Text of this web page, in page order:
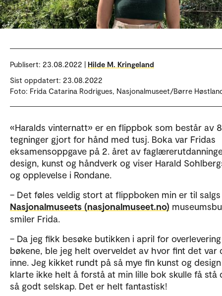
Publisert: 23.08.2022 | Hilde M. Kringeland
Sist oppdatert: 23.08.2022
Foto: Frida Catarina Rodrigues, Nasjonalmuseet/Børre
«Haralds vinternatt» er en flippbok som består av
tegninger gjort for hånd med tusj. Boka var Fridas
eksamensoppgave på 2. året av
design, kunst og håndverk og viser Harald
og opplevelse i Rondane.
– Det føles veldig stort at flippboken min er til
Nasjonalmuseets (nasjonalmuseet.no)
smiler Frida.
– Da jeg fikk besøke butikken i april for
bøkene, ble jeg helt overveldet av hvor fint det var
inne. Jeg kikket rundt på så mye fin kunst og
klarte ikke helt å forstå at min lille bok skulle få stå
så godt selskap. Det er helt fantastisk!